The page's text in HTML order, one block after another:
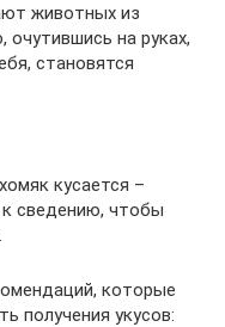
животных из
очутившись на руках,
становятся
кусается –
сведению, чтобы
которые
получения укусов: